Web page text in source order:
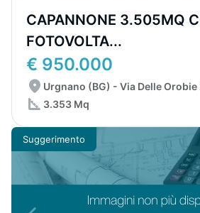
CAPANNONE 3.505MQ
FOTOVOLTA...
€ 950.000
Urgnano (BG) - Via Delle Orobie
3.353 Mq
Suggerimento